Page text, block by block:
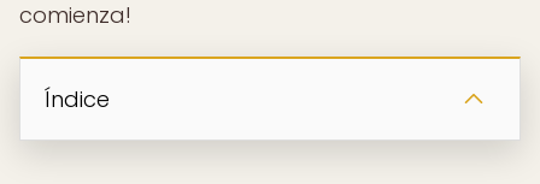
comienza!
Índice